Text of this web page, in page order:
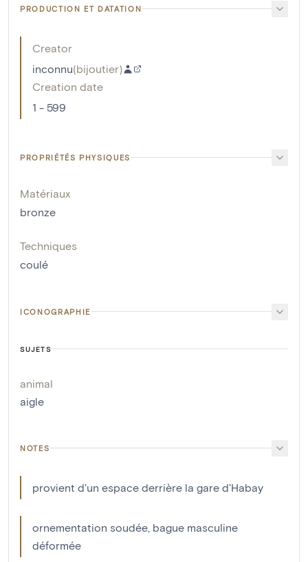
PRODUCTION ET DATATION
Creator
inconnu(bijoutier)
Creation date
1 - 599
PROPRIÉTÉS PHYSIQUES
Matériaux
bronze
Techniques
coulé
ICONOGRAPHIE
SUJETS
animal
aigle
NOTES
provient d'un espace derrière la gare d'Habay
ornementation soudée, bague masculine
déformée